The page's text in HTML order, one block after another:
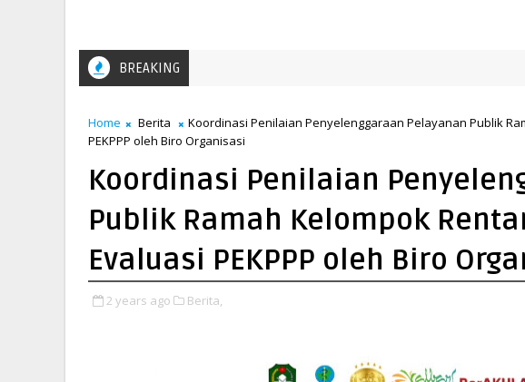
BREAKING
Home Berita
Koordinasi Penilaian Penyelenggaraan Pelayanan Publik
PEKPPP oleh Biro Organisasi
Koordinasi Penilaian
Publik Ramah Kelompok
Evaluasi PEKPPP oleh Biro
2 years ago Berita,